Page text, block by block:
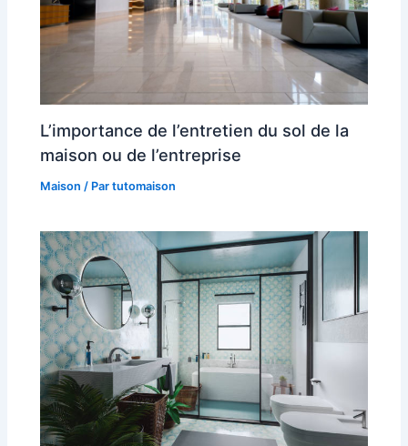
L’importance de l’entretien du sol de la
maison ou de l’entreprise
Maison / Partutomaison